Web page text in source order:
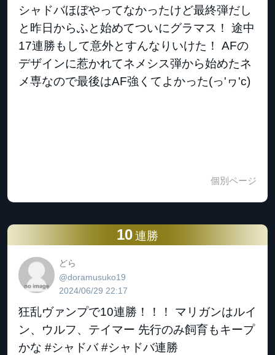
シャドバほぼやってなかったけど最終弾だし
と昨日からふと始めてついにグラマス！ 途中
17連勝もして意外とすんなりいけた！ AFの
デザインに惹かれてネメシス弾から始めたネ
メ専なので最後はAF強くてよかった(っ'ヮ'c)
個別ページ
10 連勝
どら
@doramusuko19
2024/06/29 22:17
狂乱ヴァンプで10連勝！！！ マリガンはルイ
ン、ウルフ、テイマー 先行のみ飼育もキープ
かな #シャドバ #シャドバ連勝